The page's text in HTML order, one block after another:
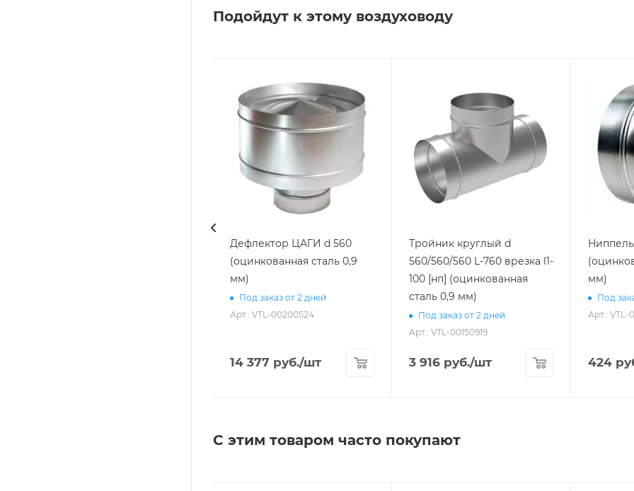
Подойдут к этому воздуховоду
Дефлектор ЦАГИ d 560
(оцинкованная сталь 0,9
мм)
Под заказ от 2 дней
Арт.: VTL-00200524
14 377 руб./шт
Тройник круглый d
560/560/560 L-760 врезка l1-
100 [нп] (оцинкованная
сталь 0,9 мм)
Под заказ от 2 дней
Арт.: VTL-00150919
3 916 руб./шт
мм)
Под
Арт.: VTL-
424
С этим товаром часто покупают